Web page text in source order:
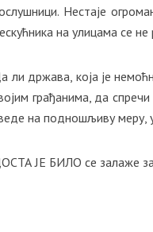
Нестаје
на улицама се не
ли држава, која је
грађанима, да
на подношљиву меру,
ЈЕ БИЛО се залаже за